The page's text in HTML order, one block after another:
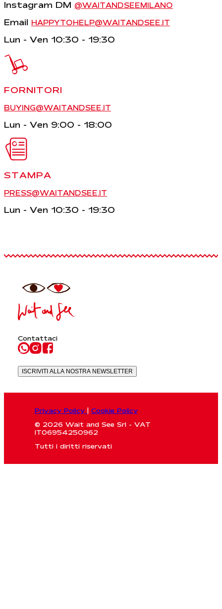
Instagram DM @WAITANDSEEMILANO
Email HAPPYTOHELP@WAITANDSEE.IT
Lun - Ven 10:30 - 19:30
FORNITORI
BUYING@WAITANDSEE.IT
Lun - Ven 9:00 - 18:00
STAMPA
PRESS@WAITANDSEE.IT
Lun - Ven 10:30 - 19:30
Contattaci
ISCRIVITI ALLA NOSTRA NEWSLETTER
Privacy Policy
Cookie Policy
© 2026 Wait and See Srl - VAT
IT06954250962
Tutti i diritti riservati